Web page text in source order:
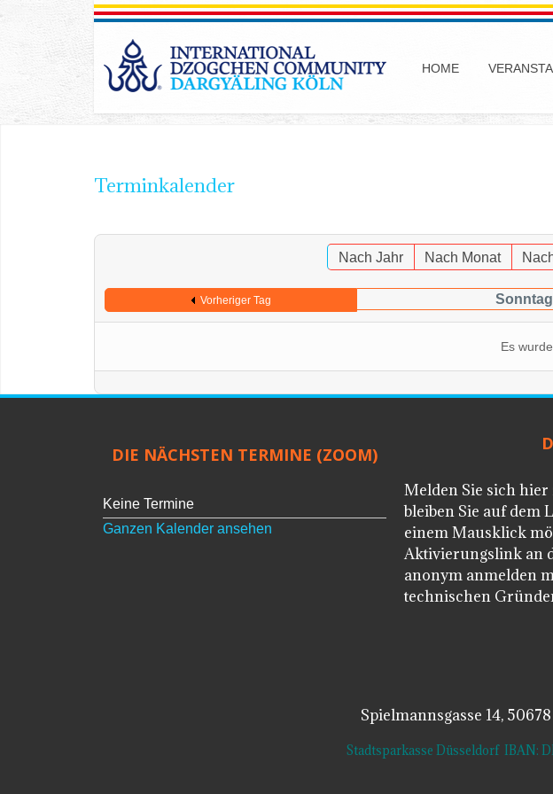
HOME
Terminkalender
Nach Jahr Nach Monat
Vorheriger Tag
Es
DIE NÄCHSTEN TERMINE (ZOOM)
Keine Termine
Ganzen Kalender ansehen
Melden Sie sich
bleiben Sie auf dem
einem Mausklick
Aktivierungslink an
anonym anmelden
technischen
Spielmannsgasse 14,
Stadtsparkasse Düsseldorf IBAN: